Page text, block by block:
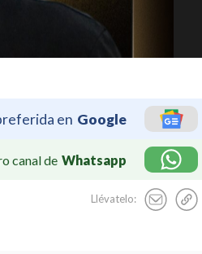
en Google
canal de Whatsapp
Llévatelo: